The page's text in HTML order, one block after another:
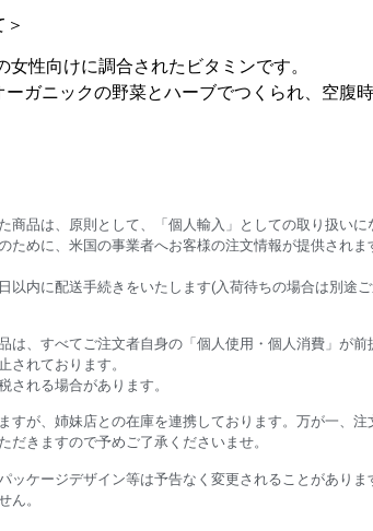
性向けに調合されたビタミンです。
ガニックの野菜とハーブでつくられ、空腹
商品は、原則として、「個人輸入」としての取り扱い
ために、米国の事業者へお客様の注文情報が提供され
以内に配送手続きをいたします(入荷待ちの場合は別途
は、すべてご注文者自身の「個人使用・個人消費」が
されております。
される場合があります。
すが、姉妹店との在庫を連携しております。万が一、
だきますので予めご了承くださいませ。
ッケージデザイン等は予告なく変更されることがあり
ん。